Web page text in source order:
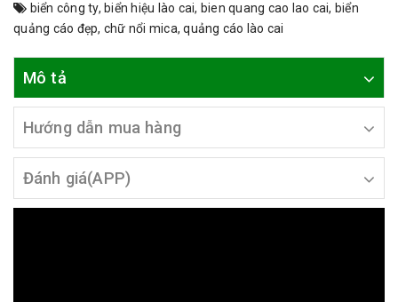
biển công ty, biển hiệu lào cai, bien quang cao lao cai, biển
quảng cáo đẹp, chữ nổi mica,quảng cáo lào cai
Mô tả
Hướng dẫn mua hàng
Đánh giá(APP)